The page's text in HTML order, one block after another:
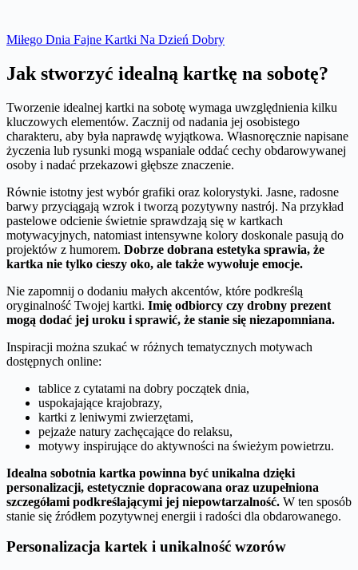
Miłego Dnia Fajne Kartki Na Dzień Dobry
Jak stworzyć idealną kartkę na sobotę?
Tworzenie idealnej kartki na sobotę wymaga uwzględnienia kilku
kluczowych elementów. Zacznij od nadania jej osobistego
charakteru, aby była naprawdę wyjątkowa. Własnoręcznie napisane
życzenia lub rysunki mogą wspaniale oddać cechy obdarowywanej
osoby i nadać przekazowi głębsze znaczenie.
Równie istotny jest wybór grafiki oraz kolorystyki. Jasne, radosne
barwy przyciągają wzrok i tworzą pozytywny nastrój. Na przykład
pastelowe odcienie świetnie sprawdzają się w kartkach
motywacyjnych, natomiast intensywne kolory doskonale pasują do
projektów z humorem. Dobrze dobrana estetyka sprawia, że
kartka nie tylko cieszy oko, ale także wywołuje emocje.
Nie zapomnij o dodaniu małych akcentów, które podkreślą
oryginalność Twojej kartki. Imię odbiorcy czy drobny prezent
mogą dodać jej uroku i sprawić, że stanie się niezapomniana.
Inspiracji można szukać w różnych tematycznych motywach
dostępnych online:
tablice z cytatami na dobry początek dnia,
uspokajające krajobrazy,
kartki z leniwymi zwierzętami,
pejzaże natury zachęcające do relaksu,
motywy inspirujące do aktywności na świeżym powietrzu.
Idealna sobotnia kartka powinna być unikalna dzięki
personalizacji, estetycznie dopracowana oraz uzupełniona
szczegółami podkreślającymi jej niepowtarzalność. W ten sposób
stanie się źródłem pozytywnej energii i radości dla obdarowanego.
Personalizacja kartek i unikalność wzorów